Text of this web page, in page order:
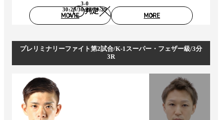
判定
3-0
30:29/30:28/30:29
MOVIE MORE
プレリミナリーファイト第2試合/K-1スーパー・フェザー級/3分
3R